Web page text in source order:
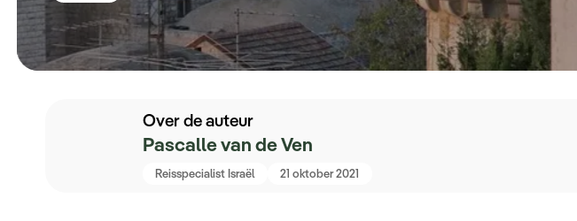
Over de auteur
Pascalle van de Ven
Reisspecialist Israël 21 oktober 2021